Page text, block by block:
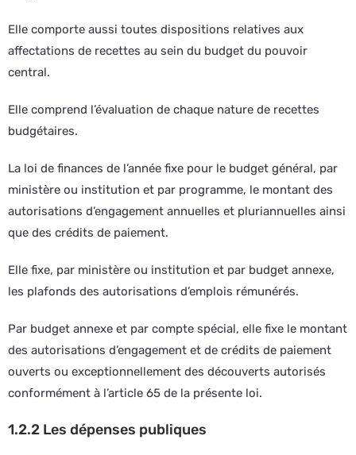
Elle comporte aussi toutes dispositions relatives aux
affectations de recettes au sein du budget du pouvoir
central.
Elle comprend l’évaluation de chaque nature de recettes
budgétaires.
La loi de finances de l’année fixe pour le budget général, par
ministère ou institution et par programme, le montant des
autorisations d’engagement annuelles et pluriannuelles ainsi
que des crédits de paiement.
Elle fixe, par ministère ou institution et par budget annexe,
les plafonds des autorisations d’emplois rémunérés.
Par budget annexe et par compte spécial, elle fixe le montant
des autorisations d’engagement et de crédits de paiement
ouverts ou exceptionnellement des découverts autorisés
conformément à l’article 65 de la présente loi.
1.2.2 Les dépenses publiques